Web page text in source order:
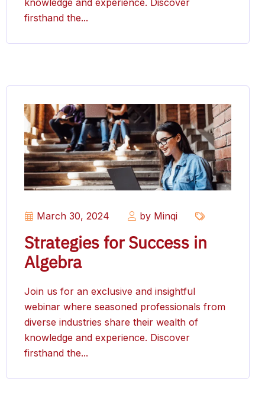
knowledge and experience. Discover
firsthand the...
March 30, 2024 by Minqi
Strategies for Success in
Algebra
Join us for an exclusive and insightful
webinar where seasoned professionals from
diverse industries share their wealth of
knowledge and experience. Discover
firsthand the...